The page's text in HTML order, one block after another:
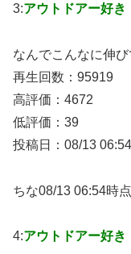
3:アウトドアー好き
なんでこんなに伸び
再生回数：95919
高評価：4672
低評価：39
投稿日：08/13 06:54
ちな08/13 06:54時
4:アウトドアー好き